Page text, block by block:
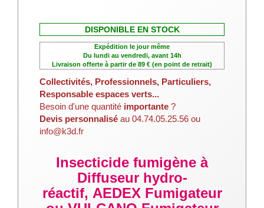
DISPONIBLE EN STOCK
Expédition le jour même
Du lundi au vendredi, avant 14h
Livraison offerte à partir de 89 € (en point de retrait)
Collectivités, Professionnels, Particuliers,
Responsable espaces verts...
Besoin d'une quantité importante ?
Devis personnalisé au 04.74.05.25.56 ou
info@k3d.fr
Insecticide fumigène à
Diffuseur hydro-
réactif, AEDEX Fumigateur